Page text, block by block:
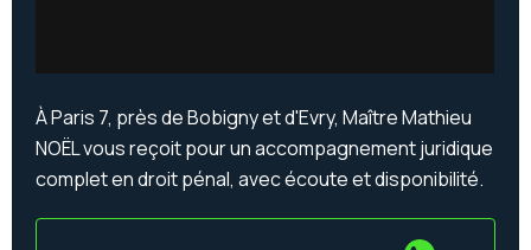
À Paris 7, près de Bobigny et d'Evry, Maître Mathieu
NOËL vous reçoit pour un accompagnement juridique
complet en droit pénal, avec écoute et disponibilité.